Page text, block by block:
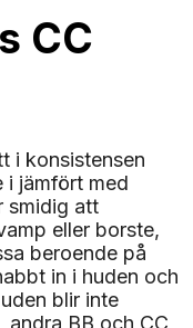
CC
i konsistensen
i jämfört med
smidig att
eller borste,
beroende på
in i huden och
blir inte
BB och CC